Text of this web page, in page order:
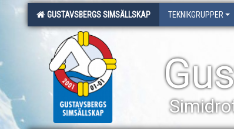
GUSTAVSBERGS SIMSÄLLSKAP TEKNIKGRUPPER